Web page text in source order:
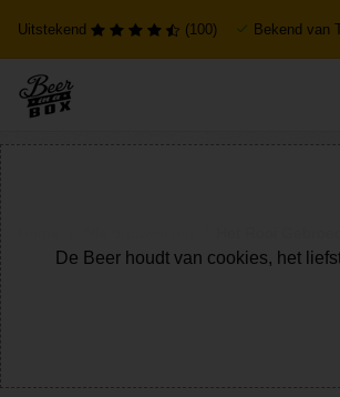
Uitstekend (100) Bekend van
De Beer houdt van cookies, het